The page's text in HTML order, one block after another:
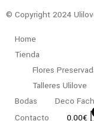
© Copyright 2024
Home
Tienda
Flores
Talleres Ulilove
Bodas
Deco
Contacto
0.00€